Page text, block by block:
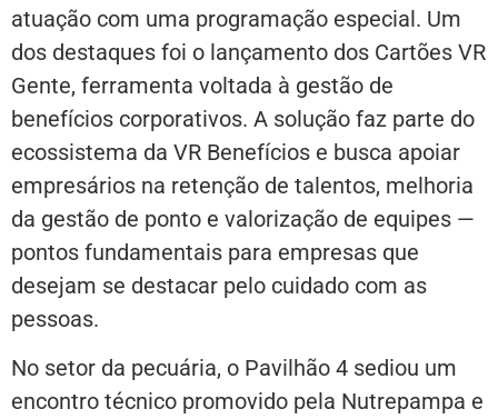
atuação com uma programação especial. Um
dos destaques foi o lançamento dos Cartões VR
Gente, ferramenta voltada à gestão de
benefícios corporativos. A solução faz parte do
ecossistema da VR Benefícios e busca apoiar
empresários na retenção de talentos, melhoria
da gestão de ponto e valorização de equipes —
pontos fundamentais para empresas que
desejam se destacar pelo cuidado com as
pessoas.
No setor da pecuária, o Pavilhão 4 sediou um
encontro técnico promovido pela Nutrepampa e